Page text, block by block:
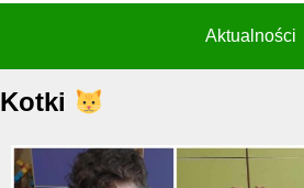
Aktualności
Kotki